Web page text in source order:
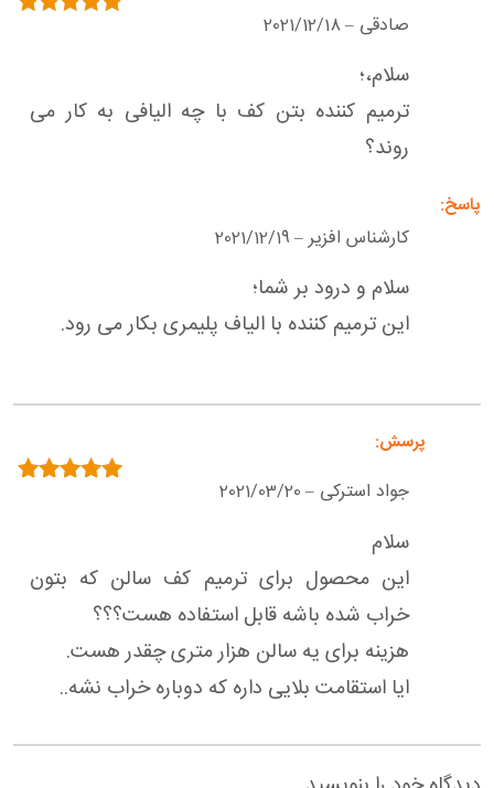
صادقی –
2021/12/18
سلام،؛
ترمیم کننده بتن کف با چه الیافی به کار می
روند؟
کارشناس افزیر–
2021/12/19
سلام و درود بر شما؛
این ترمیم کننده با الیاف پلیمری بکار می رود.
جواد استرکی –
2021/03/20
سلام
این محصول برای ترمیم کف سالن که بتون
خراب شده باشه قابل استفاده هست؟؟؟
هزینه برای یه سالن هزار متری چقدر هست.
ایا استقامت بلایی داره که دوباره خراب نشه..